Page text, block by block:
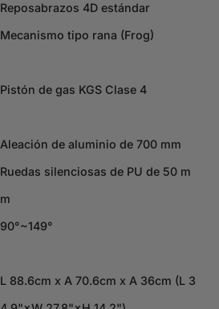
Reposabrazos 4D estándar
Mecanismo tipo rana (Frog)
Pistón de gas KGS Clase 4
Aleación de aluminio de 700 mm
Ruedas silenciosas de PU de 50 m
m
90°~149°
L 88.6cm x A 70.6cm x A 36cm (L 3